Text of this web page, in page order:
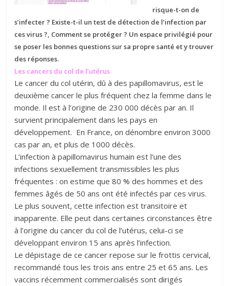
risque-t-on de
s’infecter ? Existe-t-il un test de détection de l’infection par
ces virus ?, Comment se protéger ? Un espace privilégié pour
se poser les bonnes questions sur sa propre santé et y trouver
des réponses.
Les cancers du col de l’utérus
Le cancer du col utérin, dû à des papillomavirus, est le
deuxième cancer le plus fréquent chez la femme dans le
monde. Il est à l’origine de 230 000 décès par an. Il
survient principalement dans les pays en
développement. En France, on dénombre environ 3000
cas par an, et plus de 1000 décès.
L’infection à papillomavirus humain est l’une des
infections sexuellement transmissibles les plus
fréquentes : on estime que 80 % des hommes et des
femmes âgés de 50 ans ont été infectés par ces virus.
Le plus souvent, cette infection est transitoire et
inapparente. Elle peut dans certaines circonstances être
à l’origine du cancer du col de l’utérus, celui-ci se
développant environ 15 ans après l’infection.
Le dépistage de ce cancer repose sur le frottis cervical,
recommandé tous les trois ans entre 25 et 65 ans. Les
vaccins récemment commercialisés sont dirigés